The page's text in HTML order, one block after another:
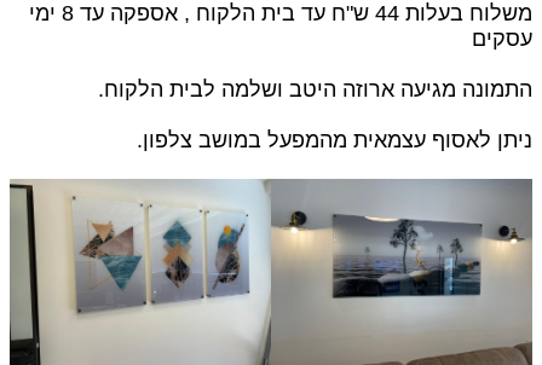
משלוח בעלות 44 ש"ח עד בית הלקוח , אספקה עד 8 ימי
עסקים
התמונה מגיעה ארוזה היטב ושלמה לבית הלקוח.
ניתן לאסוף עצמאית מהמפעל במושב צלפון.